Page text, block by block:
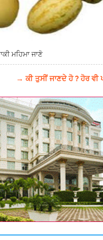
ਮਹਿਮਾ ਜਾਣੋ
→ ਕੀ ਤੁਸੀਂ ਜਾਣਦੇ ਹੋ ? ਹੋਰ ਵੀ